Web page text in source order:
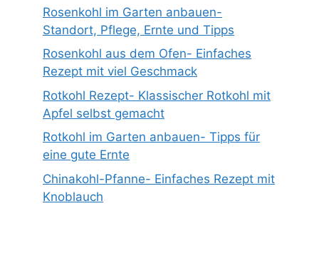
Rosenkohl im Garten anbauen-
Standort, Pflege, Ernte und Tipps
Rosenkohl aus dem Ofen- Einfaches
Rezept mit viel Geschmack
Rotkohl Rezept- Klassischer Rotkohl mit
Apfel selbst gemacht
Rotkohl im Garten anbauen- Tipps für
eine gute Ernte
Chinakohl-Pfanne- Einfaches Rezept mit
Knoblauch